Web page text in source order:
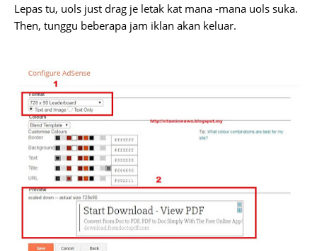
Lepas tu, uols just drag je letak kat mana -mana uols suka.
Then, tunggu beberapa jam iklan akan keluar.